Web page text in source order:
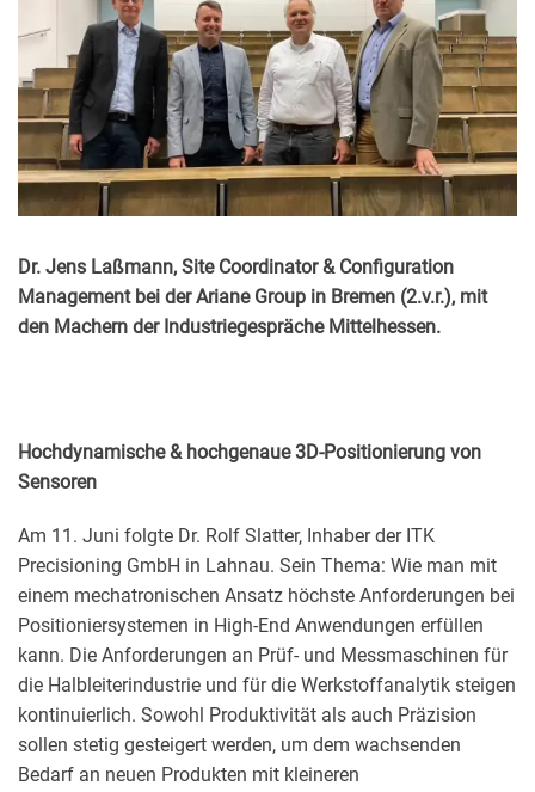
Dr. Jens Laßmann, Site Coordinator & Configuration
Management bei der Ariane Group in Bremen (2.v.r.), mit
den Machern der Industriegespräche Mittelhessen.
Hochdynamische & hochgenaue 3D-Positionierung von
Sensoren
Am 11. Juni folgte Dr. Rolf Slatter, Inhaber der ITK
Precisioning GmbH in Lahnau. Sein Thema: Wie man mit
einem mechatronischen Ansatz höchste Anforderungen bei
Positioniersystemen in High-End Anwendungen erfüllen
kann. Die Anforderungen an Prüf- und Messmaschinen für
die Halbleiterindustrie und für die Werkstoffanalytik steigen
kontinuierlich. Sowohl Produktivität als auch Präzision
sollen stetig gesteigert werden, um dem wachsenden
Bedarf an neuen Produkten mit kleineren